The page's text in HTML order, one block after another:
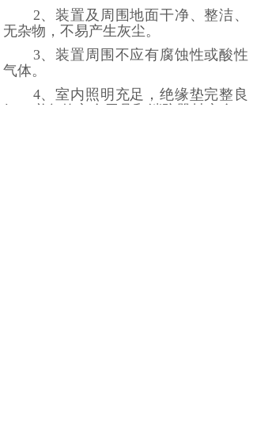
2、装置及周围地面干净、整洁、
无杂物，不易产生灰尘。
3、装置周围不应有腐蚀性或酸性
气体。
4、室内照明充足，绝缘垫完整良